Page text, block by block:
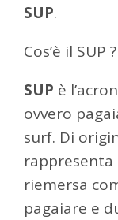
SUP.
Cos’è il SUP ?
SUP è
ovvero
surf. Di
rappresenta
riemersa
pagaiare e